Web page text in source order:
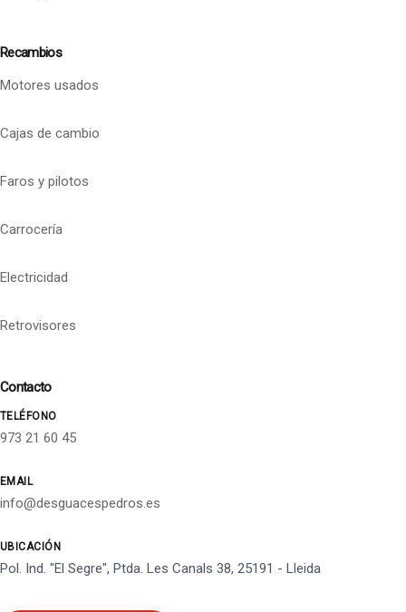
Recambios
Motores usados
Cajas de cambio
Faros y pilotos
Carrocería
Electricidad
Retrovisores
Contacto
TELÉFONO
973 21 60 45
EMAIL
info@desguacespedros.es
UBICACIÓN
Pol. Ind. "El Segre", Ptda. Les Canals 38, 25191 - Lleida